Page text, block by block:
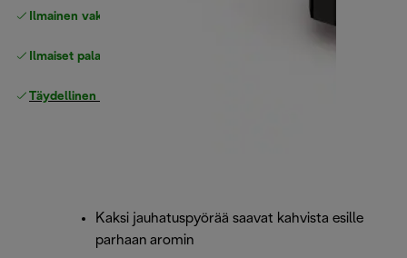
Ilmainen vakiotoimitus
Ilmaiset palautukset
Täydellinen valmistajan takuu
Kaksi jauhatuspyörää saavat kahvista esille
parhaan aromin